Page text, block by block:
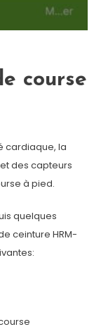
course
cardiaque, la
des capteurs
à pied.
quelques
ceinture HRM-